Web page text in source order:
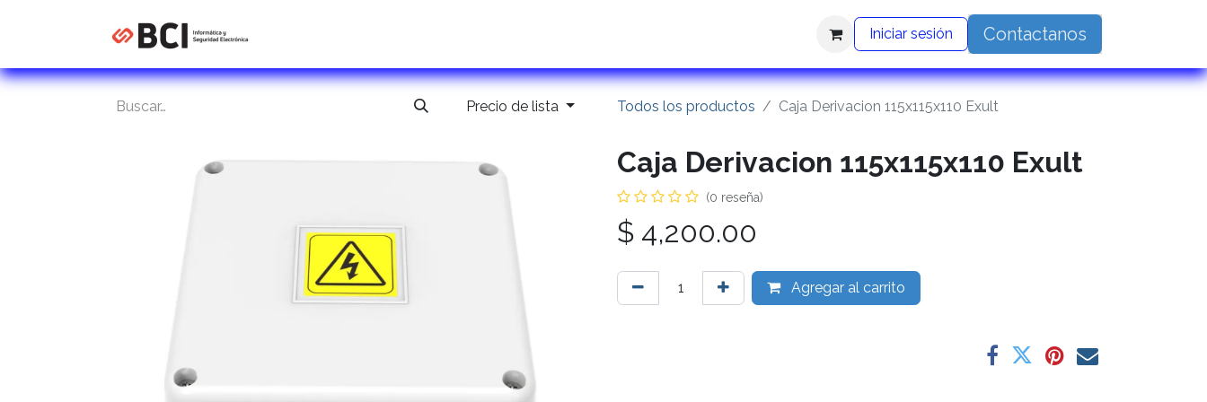
Iniciar sesión Contactanos
Precio de lista Todos los productos Caja Derivacion 115x115x110 Exult
Caja Derivacion 115x115x110 Exult
(0 reseña)
$ 4,200.00
Agregar al carrito